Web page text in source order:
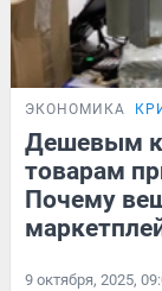
ЭКОНОМИКА
Дешевым
товарам
Почему
9 октября, 2025,